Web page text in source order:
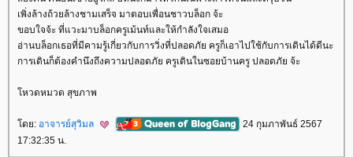
เพิ่งล้างถ้วยล้างชามเสร็จ มาตอบเพื่อนชาวบล็อก จ้ะ
ขอบใจจ้ะ ที่แวะมาบล็อกครูเม้นท์และให้กำลังใจเสมอ
อ่านบล็อกเธอที่มีคามรู้เกี่ยวกับการวิ่งที่ปลอดภัย ครูก็เอาไปใช้กับการเดินได้ดีนะ
การเดินก็ต้องคำนึงถึงความปลอดภัย ครูเดินในซอยบ้านครู ปลอดภัย จ้ะ
หวดหมวด สุขภาพ
ดย: อาจารย์สุวิมล
24 กุมภาพันธ์ 2567
17:32:35 น.